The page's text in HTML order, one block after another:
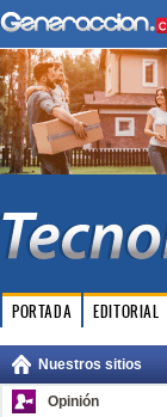
PORTADA EDITORIAL
Nuestros sitios
Opinión